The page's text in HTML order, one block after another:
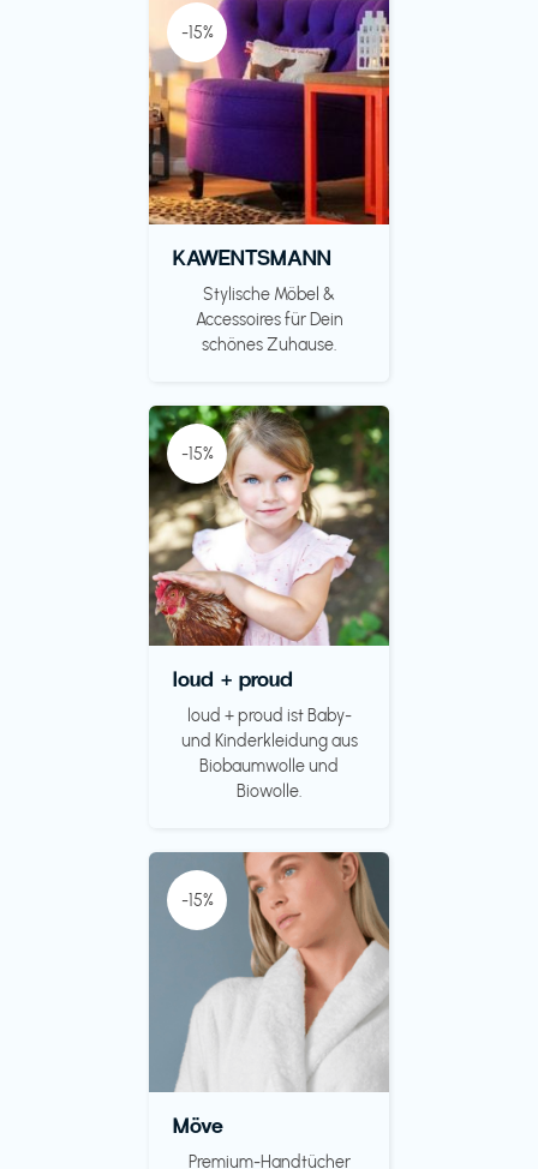
-15%
KAWENTSMANN
Stylische Möbel &
Accessoires für Dein
schönes Zuhause.
-15%
loud + proud
loud + proud ist Baby-
und Kinderkleidung aus
Biobaumwolle und
Biowolle.
-15%
Möve
Premium-Handtücher